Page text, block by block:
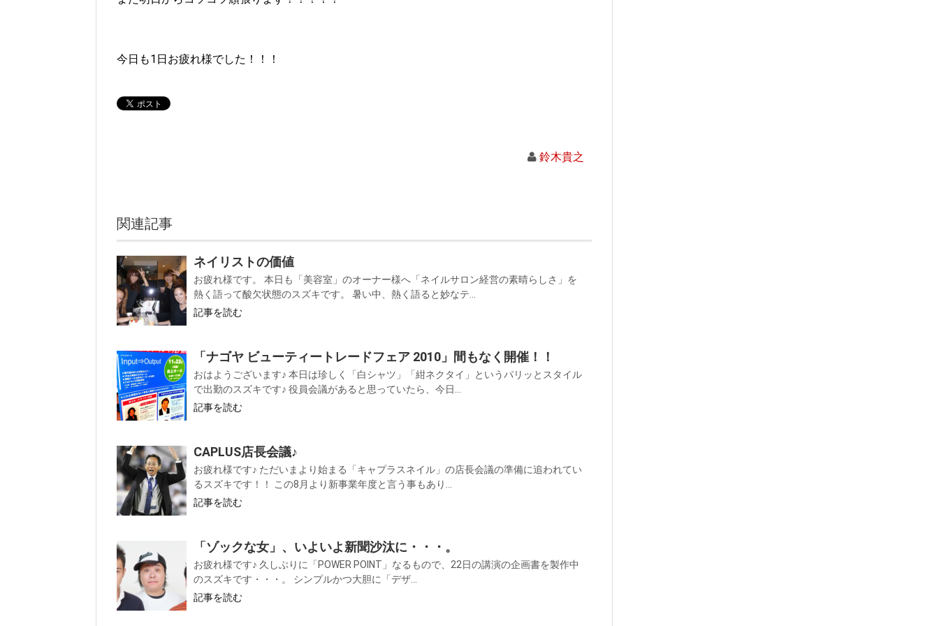
今日も1日お疲れ様でした！！！
鈴木貴之
関連記事
ネイリストの価値
お疲れ様です。 本日も「美容室」のオーナー様へ「ネイルサロン経営の素晴らしさ」を
熱く語って酸欠状態のスズキです。 暑い中、熱く語ると妙なテ...
記事を読む
「ナゴヤ ビューティートレードフェア 2010」間もなく開催！！
おはようございます♪ 本日は珍しく「白シャツ」「紺ネクタイ」というパリッとスタイル
で出勤のスズキです♪ 役員会議があると思っていたら、今日...
記事を読む
CAPLUS店長会議♪
お疲れ様です♪ ただいまより始まる「キャプラスネイル」の店長会議の準備に追われてい
るスズキです！！ この8月より新事業年度と言う事もあり...
記事を読む
「ゾックな女」、いよいよ新聞沙汰に・・・。
お疲れ様です♪ 久しぶりに「POWER POINT」なるもので、22日の講演の企画書を製作中
のスズキです・・・。 シンプルかつ大胆に「デザ...
記事を読む